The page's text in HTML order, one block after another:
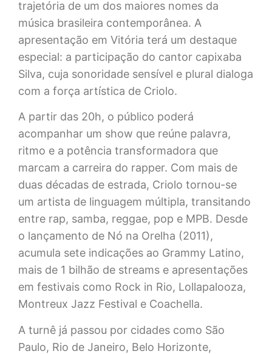
trajetória de um dos maiores nomes da
música brasileira contemporânea. A
apresentação em Vitória terá um destaque
especial: a participação do cantor capixaba
Silva, cuja sonoridade sensível e plural dialoga
com a força artística de Criolo.
A partir das 20h, o público poderá
acompanhar um show que reúne palavra,
ritmo e a potência transformadora que
marcam a carreira do rapper. Com mais de
duas décadas de estrada, Criolo tornou-se
um artista de linguagem múltipla, transitando
entre rap, samba, reggae, pop e MPB. Desde
o lançamento de Nó na Orelha (2011),
acumula sete indicações ao Grammy Latino,
mais de 1 bilhão de streams e apresentações
em festivais como Rock in Rio, Lollapalooza,
Montreux Jazz Festival e Coachella.
A turnê já passou por cidades como São
Paulo, Rio de Janeiro, Belo Horizonte,